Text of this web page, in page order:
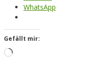
WhatsApp
Gefällt mir:
Loading…